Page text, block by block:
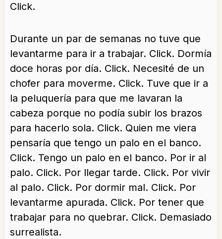
Click.
Durante un par de semanas no tuve que
levantarme para ir a trabajar. Click. Dormía
doce horas por día. Click. Necesité de un
chofer para moverme. Click. Tuve que ir a
la peluquería para que me lavaran la
cabeza porque no podía subir los brazos
para hacerlo sola. Click. Quien me viera
pensaría que tengo un palo en el banco.
Click. Tengo un palo en el banco. Por ir al
palo. Click. Por llegar tarde. Click. Por vivir
al palo. Click. Por dormir mal. Click. Por
levantarme apurada. Click. Por tener que
trabajar para no quebrar. Click. Demasiado
surrealista.